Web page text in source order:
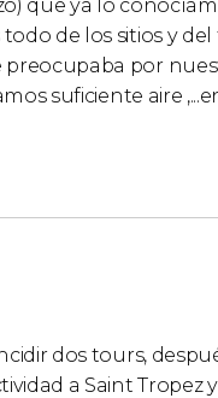
que ya lo
de los sitios y
preocupaba por
suficiente aire
dos tours,
a Saint